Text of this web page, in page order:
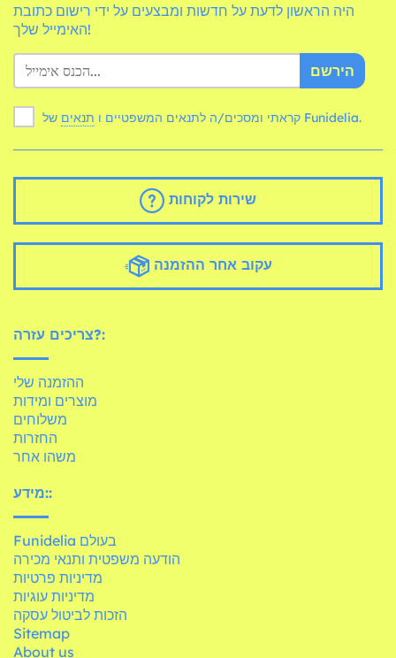
היה הראשון לדעת על חדשות ומבצעים על ידי רישום כתובת
האימייל שלך!
הירשם
קראתי ומסכים/ה לתנאים המשפטיים ו תנאים של Funidelia.
שירות לקוחות
עקוב אחר ההזמנה
צריכים עזרה?:
ההזמנה שלי
מוצרים ומידות
משלוחים
החזרות
משהו אחר
מידע::
Funidelia בעולם
הודעה משפטית ותנאי מכירה
מדיניות פרטיות
מדיניות עוגיות
הזכות לביטול עסקה
Sitemap
About us